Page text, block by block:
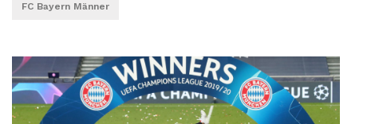
FC Bayern Männer